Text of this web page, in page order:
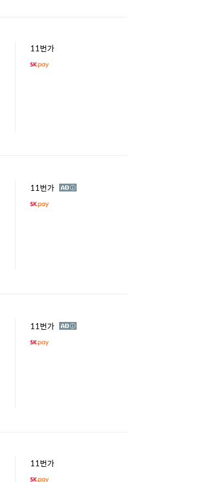
11번가
11번가 광
11번가 광
11번가